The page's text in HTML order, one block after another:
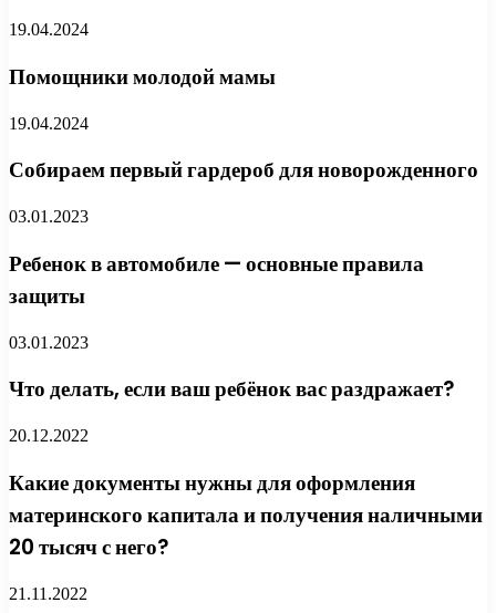
19.04.2024
Помощники молодой мамы
19.04.2024
Собираем первый гардероб для новорожденного
03.01.2023
Ребенок в автомобиле — основные правила
защиты
03.01.2023
Что делать, если ваш ребёнок вас раздражает?
20.12.2022
Какие документы нужны для оформления
материнского капитала и получения наличными
20 тысяч с него?
21.11.2022